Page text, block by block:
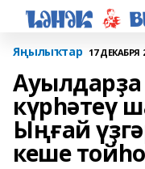
Яңылыҡтар 17 ДЕКАБРЯ
Ауылдарҙа
күрһәтеү
Ыңғай
кеше